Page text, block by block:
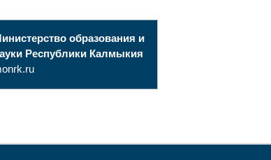
образования и
Республики Калмыкия